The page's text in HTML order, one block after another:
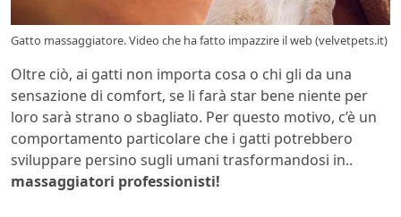
Gatto massaggiatore. Video che ha fatto impazzire il web (velvetpets.it)
Oltre ciò, ai gatti non importa cosa o chi gli da una
sensazione di comfort, se li farà star bene niente per
loro sarà strano o sbagliato. Per questo motivo, c’è un
comportamento particolare che i gatti potrebbero
sviluppare persino sugli umani trasformandosi in..
massaggiatori professionisti!